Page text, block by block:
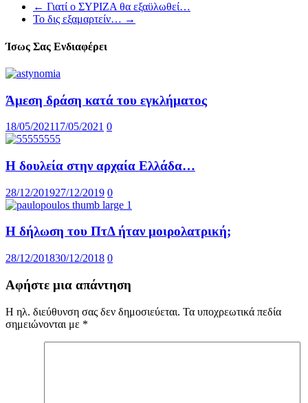
← Γιατί ο ΣΥΡΙΖΑ θα εξαϋλωθεί…
Το δις εξαμαρτείν… →
Ίσως Σας Ενδιαφέρει
Άμεση δράση κατά του εγκλήματος
18/05/202117/05/2021 0
Η δουλεία στην αρχαία Ελλάδα…
28/12/201927/12/2019 0
Η δήλωση του ΠτΔ ήταν μοιρολατρική;
28/12/201830/12/2018 0
Αφήστε μια απάντηση
Η ηλ. διεύθυνση σας δεν δημοσιεύεται. Τα υποχρεωτικά πεδία
σημειώνονται με *